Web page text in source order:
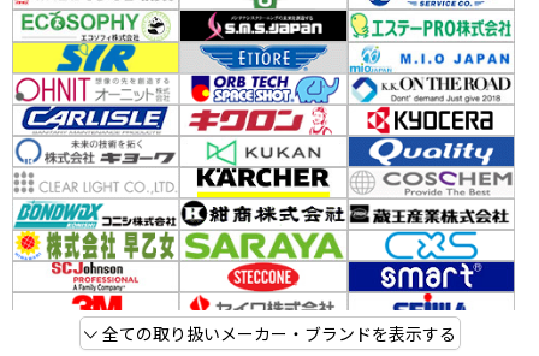
全ての取り扱いメーカー・ブランドを表示する